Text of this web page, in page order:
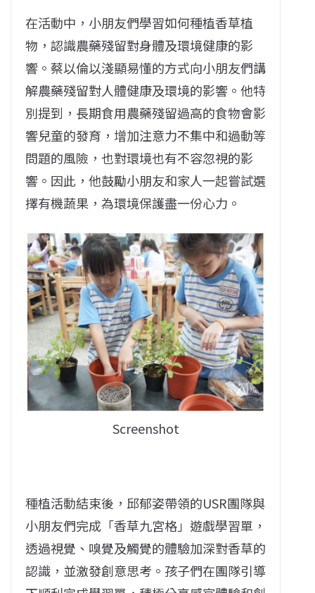
在活動中，小朋友們學習如何種植香草植
物，認識農藥殘留對身體及環境健康的影
響。蔡以倫以淺顯易懂的方式向小朋友們講
解農藥殘留對人體健康及環境的影響。他特
別提到，長期食用農藥殘留過高的食物會影
響兒童的發育，增加注意力不集中和過動等
問題的風險 ， 也對環境也有不容忽視的影
響 。因此，他鼓勵小朋友和家人一起嘗試選
擇有機蔬果，為環境保護盡一份心力。
Screenshot
種植活動結束後，邱郁姿帶領的USR團隊與
小朋友們完成「香草九宮格」遊戲學習單，
透過視覺、嗅覺及觸覺的體驗加深對香草的
認識，並激發創意思考。孩子們在團隊引導